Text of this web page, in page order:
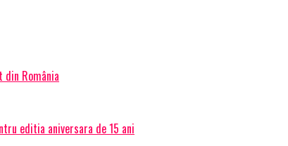
din România
editia aniversara de 15 ani